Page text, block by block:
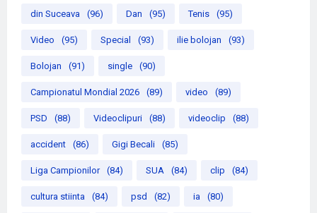
din Suceava (96) Dan (95) Tenis (95)
Video (95) Special (93) ilie bolojan (93)
Bolojan (91) single (90)
Campionatul Mondial 2026 (89) video (89)
PSD (88) Videoclipuri (88) videoclip (88)
accident (86) Gigi Becali (85)
Liga Campionilor (84) SUA (84) clip (84)
cultura stiinta (84) psd (82) ia (80)